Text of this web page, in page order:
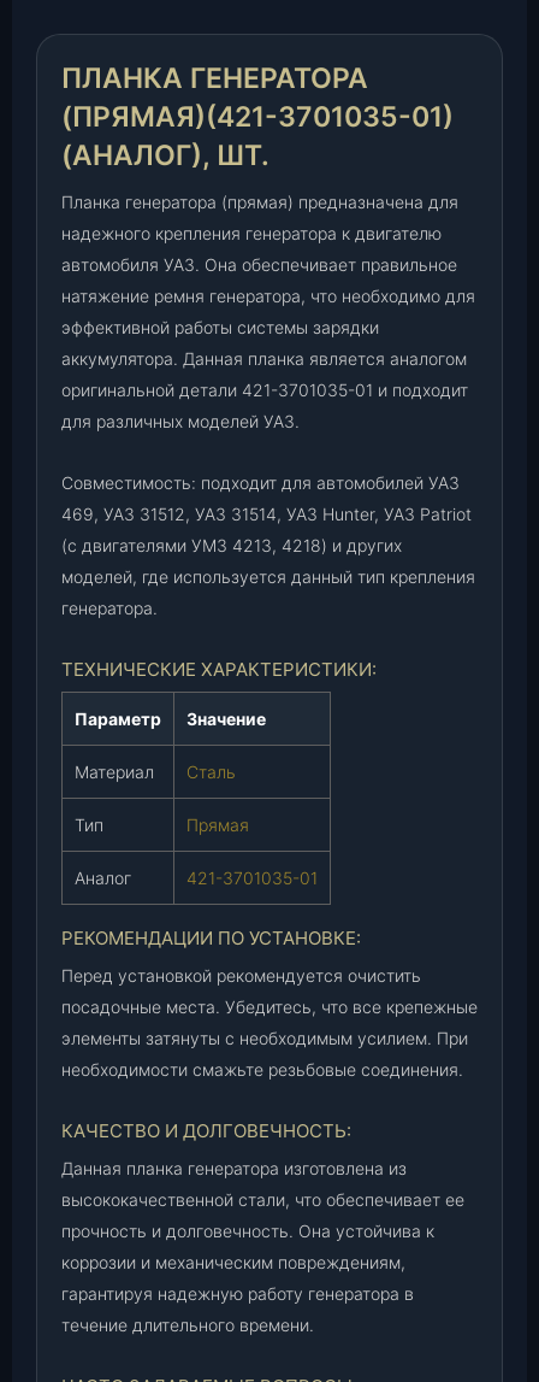
р
м
а
)
(
4
2
1
0
0
3
5
-
л
г
,
ш
ПЛАНКА ГЕНЕРАТОРА
(ПРЯМАЯ)(421-3701035-01)
(АНАЛОГ), ШТ.
Планка генератора (прямая) предназначена для
надежного крепления генератора к двигателю
автомобиля УАЗ. Она обеспечивает правильное
натяжение ремня генератора, что необходимо для
эффективной работы системы зарядки
аккумулятора. Данная планка является аналогом
оригинальной детали 421-3701035-01 и подходит
для различных моделей УАЗ.
Совместимость: подходит для автомобилей УАЗ
469, УАЗ 31512, УАЗ 31514, УАЗ Hunter, УАЗ Patriot
(с двигателями УМЗ 4213, 4218) и других
моделей, где используется данный тип крепления
генератора.
ТЕХНИЧЕСКИЕ ХАРАКТЕРИСТИКИ:
Параметр Значение
Материал Сталь
Тип Прямая
Аналог 421-3701035-01
РЕКОМЕНДАЦИИ ПО УСТАНОВКЕ:
Перед установкой рекомендуется очистить
посадочные места. Убедитесь, что все крепежные
элементы затянуты с необходимым усилием. При
необходимости смажьте резьбовые соединения.
КАЧЕСТВО И ДОЛГОВЕЧНОСТЬ:
Данная планка генератора изготовлена из
высококачественной стали, что обеспечивает ее
прочность и долговечность. Она устойчива к
коррозии и механическим повреждениям,
гарантируя надежную работу генератора в
течение длительного времени.